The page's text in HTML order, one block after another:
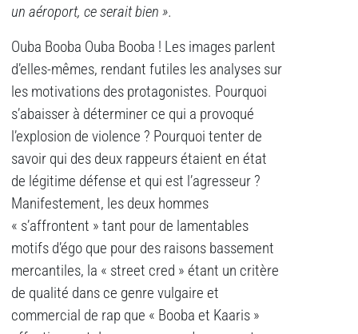
un aéroport, ce serait bien ».
Ouba Booba Ouba Booba ! Les images parlent
d’elles-mêmes, rendant futiles les analyses sur
les motivations des protagonistes. Pourquoi
s’abaisser à déterminer ce qui a provoqué
l’explosion de violence ? Pourquoi tenter de
savoir qui des deux rappeurs étaient en état
de légitime défense et qui est l’agresseur ?
Manifestement, les deux hommes
« s’affrontent » tant pour de lamentables
motifs d’égo que pour des raisons bassement
mercantiles, la « street cred » étant un critère
de qualité dans ce genre vulgaire et
commercial de rap que « Booba et Kaaris »